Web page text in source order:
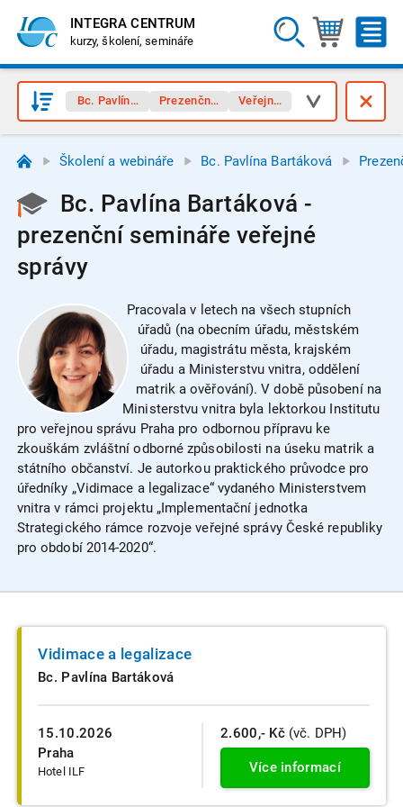
INTEGRA CENTRUM
kurzy, školení, semináře
Bc. Pavlína BartákováPrezenční seminářeVeřejná správa
Školení a webináře Bc. Pavlína Bartáková
Bc. Pavlína Bartáková -
prezenční semináře veřejné
správy
Pracovala v letech na všech stupních
úřadů (na obecním úřadu, městském
úřadu, magistrátu města, krajském
úřadu a Ministerstvu vnitra, oddělení
matrik a ověřování). V době působení na
Ministerstvu vnitra byla lektorkou Institutu
pro veřejnou správu Praha pro odbornou přípravu ke
zkouškám zvláštní odborné způsobilosti na úseku matrik a
státního občanství. Je autorkou praktického průvodce pro
úředníky „Vidimace a legalizace“ vydaného Ministerstvem
vnitra v rámci projektu „Implementační jednotka
Strategického rámce rozvoje veřejné správy České republiky
pro období 2014-2020“.
15.10.2026
Praha
Hotel ILF
Vidimace a legalizace
Bc. Pavlína Bartáková
2.600,- Kč (vč. DPH)
Více informací